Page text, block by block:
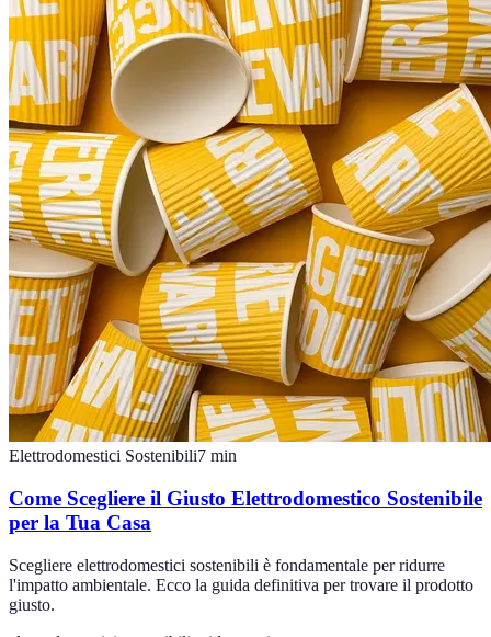
Elettrodomestici Sostenibili7 min
Come Scegliere il Giusto Elettrodomestico Sostenibile
per la Tua Casa
Scegliere elettrodomestici sostenibili è fondamentale per ridurre
l'impatto ambientale. Ecco la guida definitiva per trovare il prodotto
giusto.